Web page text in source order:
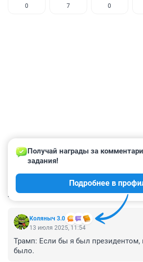
0 7 0
КОММЕНТАРИИ 53
Коляныч 3.0
Получай награды за
задания!
Подробнее в
13 июля 2025, 11:54
Трамп: Если бы я был президентом,
было.